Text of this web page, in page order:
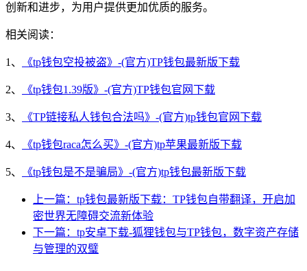
创新和进步，为用户提供更加优质的服务。
相关阅读：
1、 《tp钱包空投被盗》-(官方)TP钱包最新版下载
2、 《tp钱包1.39版》-(官方)TP钱包官网下载
3、 《TP链接私人钱包合法吗》-(官方)tp钱包官网下载
4、 《tp钱包raca怎么买》-(官方)tp苹果最新版下载
5、 《tp钱包是不是骗局》-(官方)tp钱包最新版下载
上一篇：tp钱包最新版下载：TP钱包自带翻译，开启加
密世界无障碍交流新体验
下一篇：tp安卓下载-狐狸钱包与TP钱包，数字资产存储
与管理的双璧